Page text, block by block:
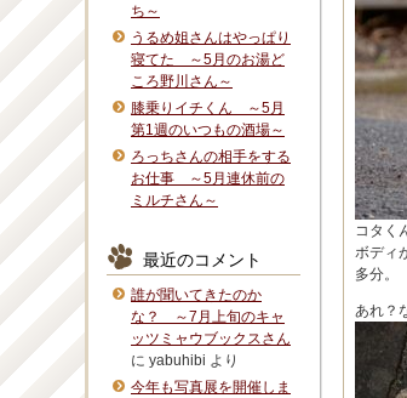
コタく
ボディ
多分。
あれ？
ち～
うるめ姐さんはやっぱり
寝てた ～5月のお湯ど
ころ野川さん～
膝乗りイチくん ～5月
第1週のいつもの酒場～
ろっちさんの相手をする
お仕事 ～5月連休前の
ミルチさん～
最近のコメント
誰が聞いてきたのか
な？ ～7月上旬のキャ
ッツミャウブックスさん
に yabuhibi より
今年も写真展を開催しま